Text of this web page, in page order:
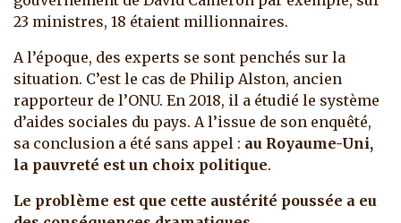
23 ministres, 18 étaient millionnaires.
A l’époque, des experts se sont penchés sur la
situation. C’est le cas de Philip Alston, ancien
rapporteur de l’ONU. En 2018, il a étudié le système
d’aides sociales du pays. A l’issue de son enquêté,
sa conclusion a été sans appel : au Royaume-Uni,
la pauvreté est un choix politique.
Le problème est que cette austérité poussée a eu